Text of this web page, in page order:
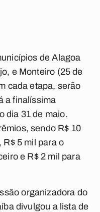
de Alagoa
e Monteiro (25 de
cada etapa, serão
a finalíssima
dia 31 de maio.
sendo R$ 10
5 mil para o
e R$ 2 mil para
organizadora do
divulgou a lista de